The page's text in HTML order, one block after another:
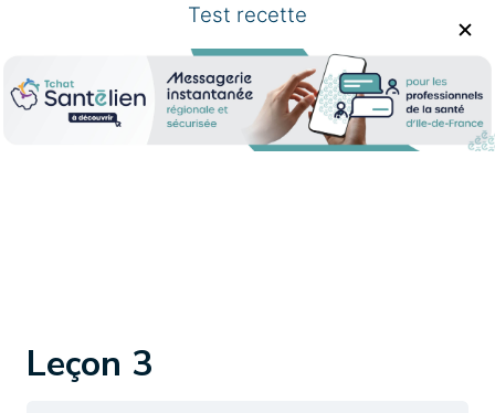
Test recette
Leçon 3